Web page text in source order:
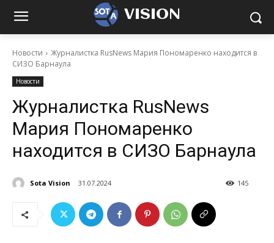
VISION
Новости
Журналистка RusNews Мария Пономаренко находится в
СИЗО Барнаула
Новости
Журналистка RusNews
Мария Пономаренко
находится в СИЗО Барнаула
Sota Vision 31.07.2024 145